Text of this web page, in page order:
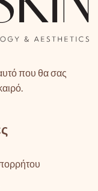
που θα σας